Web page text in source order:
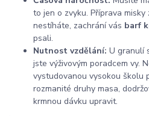
to jen o zvyku. Příprava
nestíháte, zachrání vás barf
psali.
Nutnost vzdělání: U granulí
jste výživovým poradcem vy.
vystudovanou vysokou školu
rozmanité druhy masa,
krmnou dávku upravit.